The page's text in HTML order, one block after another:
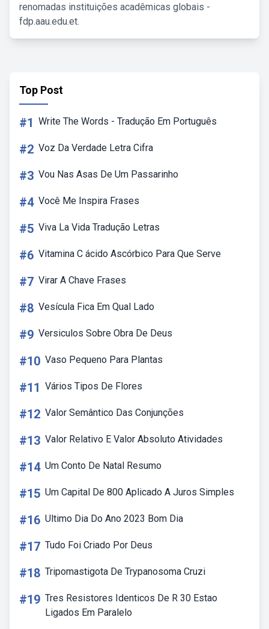
renomadas instituições acadêmicas globais -
fdp.aau.edu.et.
Top Post
#1 Write The Words - Tradução Em Português
#2 Voz Da Verdade Letra Cifra
#3 Vou Nas Asas De Um Passarinho
#4 Você Me Inspira Frases
#5 Viva La Vida Tradução Letras
#6 Vitamina C ácido Ascórbico Para Que Serve
#7 Virar A Chave Frases
#8 Vesícula Fica Em Qual Lado
#9 Versiculos Sobre Obra De Deus
#10 Vaso Pequeno Para Plantas
#11 Vários Tipos De Flores
#12 Valor Semântico Das Conjunções
#13 Valor Relativo E Valor Absoluto Atividades
#14 Um Conto De Natal Resumo
#15 Um Capital De 800 Aplicado A Juros Simples
#16 Ultimo Dia Do Ano 2023 Bom Dia
#17 Tudo Foi Criado Por Deus
#18 Tripomastigota De Trypanosoma Cruzi
#19 Tres Resistores Identicos De R 30 Estao
Ligados Em Paralelo